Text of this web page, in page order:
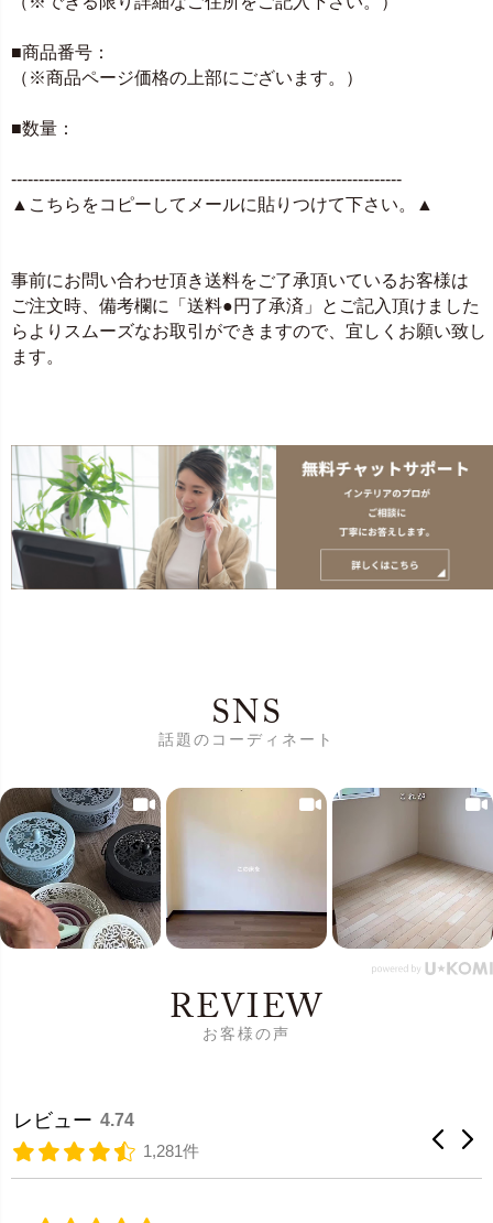
■商品番号：
（※商品ページ価格の上部にございます。）
■数量：
-----------------------------------------------------------------------
▲こちらをコピーしてメールに貼りつけて下さい。▲
事前にお問い合わせ頂き送料をご了承頂いているお客様は
ご注文時、備考欄に「送料●円了承済」とご記入頂けました
らよりスムーズなお取引ができますので、宜しくお願い致し
ます。
SNS
話題のコーディネート
REVIEW
お客様の声
レビュー 4.74
1,281件